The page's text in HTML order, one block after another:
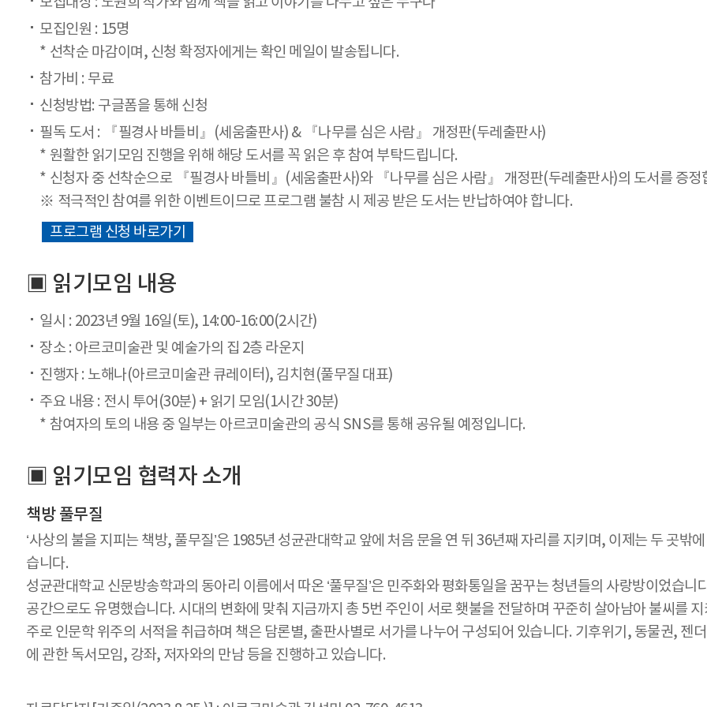
모집인원 : 15명
선착순 마감이며, 신청 확정자에게는 확인 메일이 발송됩니다.
참가비 : 무료
신청방법: 구글폼을 통해 신청
필독 도서 : 『필경사 바틀비』(세움출판사) & 『나무를 심은 사람』 개정판(두레출판사)
원활한 읽기모임 진행을 위해 해당 도서를 꼭 읽은 후 참여 부탁드립니다.
신청자 중 선착순으로 『필경사 바틀비』(세움출판사)와 『나무를 심은 사람』 개정판(두레출판사)의 도서를 증정
적극적인 참여를 위한 이벤트이므로 프로그램 불참 시 제공 받은 도서는 반납하여야 합니다.
프로그램 신청 바로가기
▣ 읽기모임 내용
일시 : 2023년 9월 16일(토), 14:00-16:00(2시간)
장소 : 아르코미술관 및 예술가의 집 2층 라운지
진행자 : 노해나(아르코미술관 큐레이터), 김치현(풀무질 대표)
주요 내용 : 전시 투어(30분) + 읽기 모임(1시간 30분)
참여자의 토의 내용 중 일부는 아르코미술관의 공식 SNS를 통해 공유될 예정입니다.
▣ 읽기모임 협력자 소개
책방 풀무질
‘사상의 불을 지피는 책방, 풀무질’은 1985년 성균관대학교 앞에 처음 문을 연 뒤 36년째 자리를 지키며, 이제는 두 곳밖
습니다.
성균관대학교 신문방송학과의 동아리 이름에서 따온 ‘풀무질’은 민주화와 평화통일을 꿈꾸는 청년들의 사랑방이었습
공간으로도 유명했습니다. 시대의 변화에 맞춰 지금까지 총 5번 주인이 서로 횃불을 전달하며 꾸준히 살아남아 불씨를
주로 인문학 위주의 서적을 취급하며 책은 담론별, 출판사별로 서가를 나누어 구성되어 있습니다. 기후위기, 동물권, 젠
에 관한 독서모임, 강좌, 저자와의 만남 등을 진행하고 있습니다.